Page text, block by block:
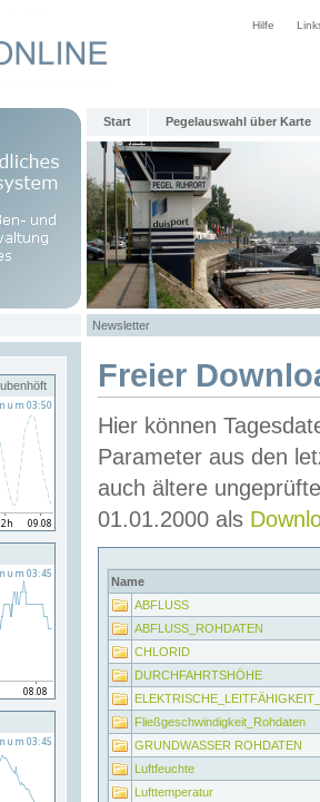
Hilfe
Start Pegelauswahl über Karte
Newsletter
Freier
Hier können
Parameter aus den
auch ältere
01.01.2000 als
Name
ABFLUSS
ABFLUSS_ROHDATEN
CHLORID
DURCHFAHRTSHÖHE
Fließgeschwindigkeit_Rohdaten
GRUNDWASSER ROHDATEN
Luftfeuchte
Lufttemperatur